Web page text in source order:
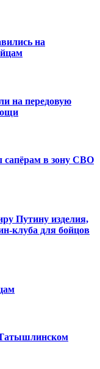
на
на передовую
в зону СВО
Путину изделия,
клуба для бойцов